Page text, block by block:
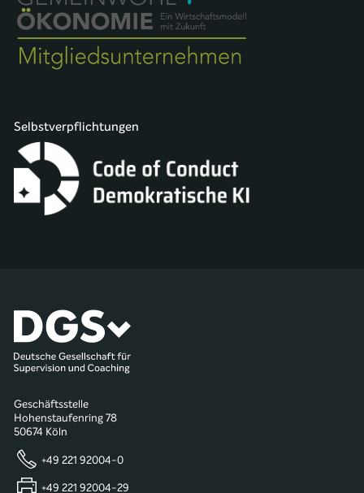
Selbstverpflichtungen
Geschäftsstelle
Hohenstaufenring 78
50674 Köln
+49 221 92004-0
+49 221 92004-29